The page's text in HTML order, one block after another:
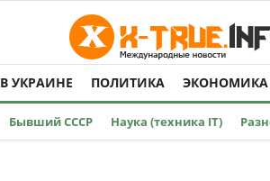
В УКРАИНЕ ПОЛИТИКА ЭКОНОМИКА
Бывший СССР Наука (техника IT)